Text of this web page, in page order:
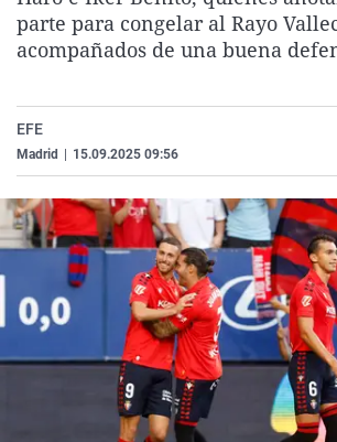
parte para congelar al Rayo
acompañados de una buena
EFE
Madrid 15.09.2025 09:56